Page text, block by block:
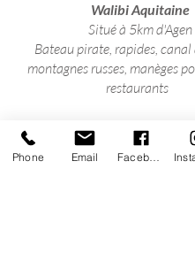
Walibi Aquitaine
Situé à 5km d'Agen
Bateau pirate, rapides, canal
montagnes russes, manèges
restaurants
Aquarium du Périgord
Le plus grand aquarium intérieur
Ouvert tous les jours de mi
Phone Email